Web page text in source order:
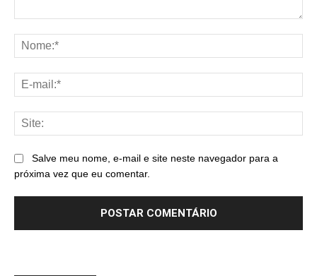
Salve meu nome, e-mail e site neste navegador para a
próxima vez que eu comentar.